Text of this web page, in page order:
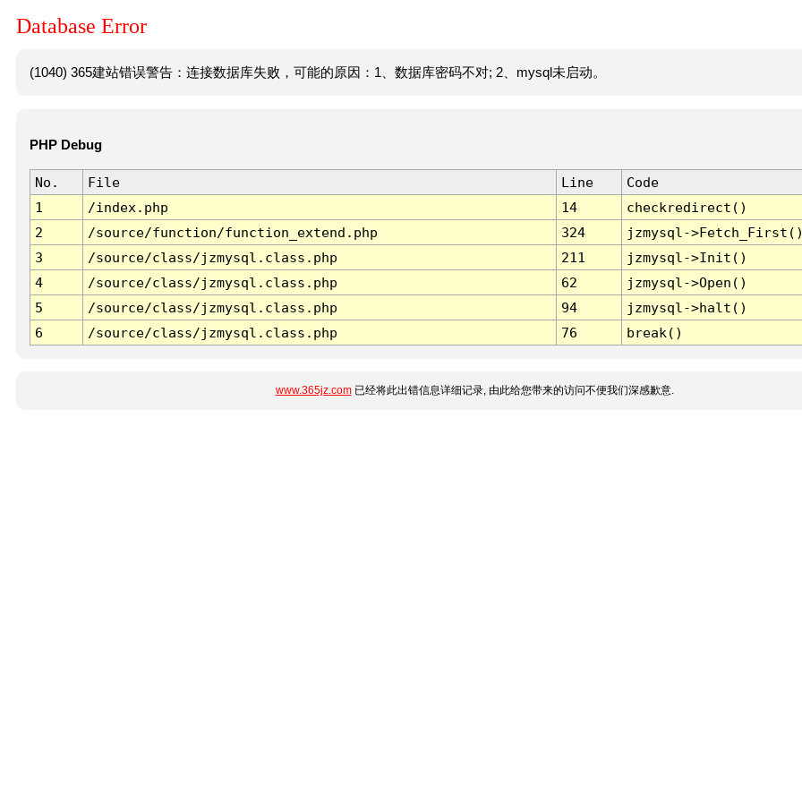
Database Error
(1040) 365建站错误警告：连接数据库失败，可能的原因：1、数据库密码不对; 2、mysql未启动。
PHP Debug
No. File Line
Code
1
/index.php 14
checkredirect()
2
/source/function/function_extend.php 324
jzmysql-
3
/source/class/jzmysql.class.php 211
jzmysql->Init()
4
/source/class/jzmysql.class.php 62
jzmysql->Open()
5
/source/class/jzmysql.class.php 94
jzmysql->halt()
6
/source/class/jzmysql.class.php 76 break()
www.365jz.com已经将此出错信息详细记录, 由此给您带来的访问不便我们深感歉意.